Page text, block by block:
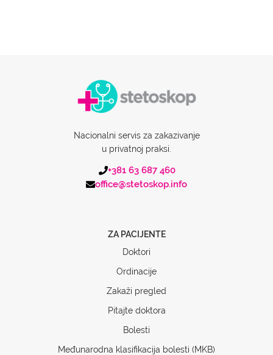
Nacionalni servis za zakazivanje
u privatnoj praksi.
+381 63 687 460
office@stetoskop.info
ZA PACIJENTE
Doktori
Ordinacije
Zakaži pregled
Pitajte doktora
Bolesti
Međunarodna klasifikacija bolesti (MKB)